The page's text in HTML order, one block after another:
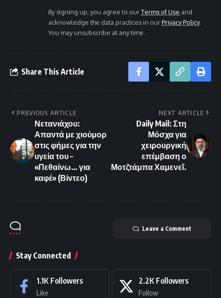
By signing up, you agree to ourTerms of Use and
acknowledge the data practices in ourPrivacy Policy.
You may unsubscribe at any time.
Share This Article
PREVIOUS ARTICLE
Νετανιάχου:
Απαντά με χιούμορ
στις φήμες για την
υγεία του –
«Πεθαίνω… για
καφέ» (Βίντεο)
NEXT ARTICLE
Daily Mail: Στη
Μόσχα για
χειρουργική
επέμβαση ο
Μοτζτάμπα Χαμενεΐ.
Leave a Comment
Stay Connected
1.1K Followers
Like
2.2K Followers
Follow